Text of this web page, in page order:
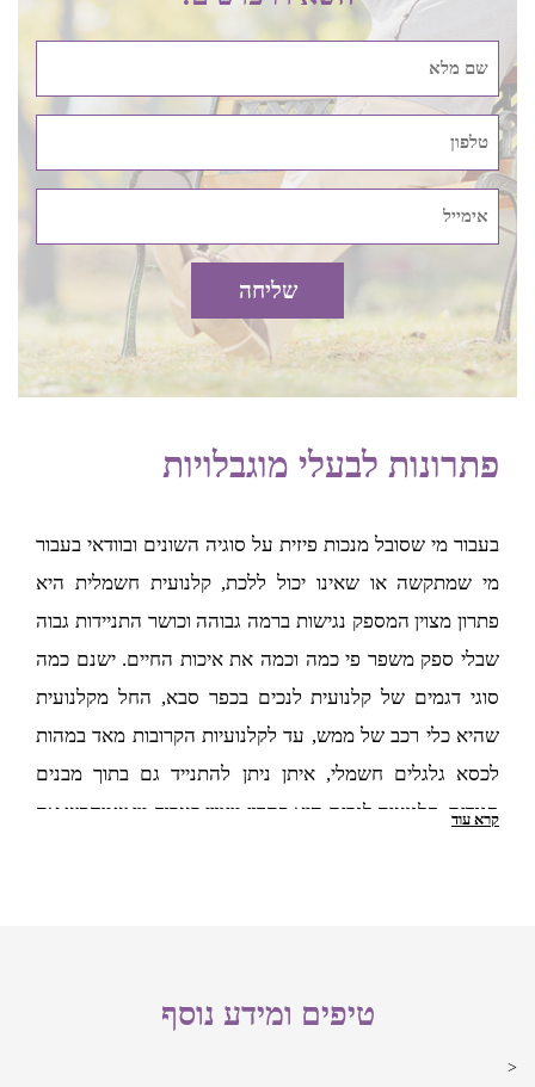
קלנועית מיני מתקפלת בכפר סבאהיא הפתרון הטוב ביותר
בהחלט ללכת גם על קלנועית מידי קומפקטית וגם קלנועית יחיד
מסוגים שונים בהחלט תעשה את העבודה.
מי שמעוניין לרכוש אביזרים לקלנועית בכפר סבא בנוסף לקלנועית,
צריך לקחת גם בחשבון את האחסון שלהם. ישנם אביזרים כאלה
שאינם תופסים מקום כמו למשל מטען סלולרי, צופר, מראת אמצע
גדולה או ידית האצה סיבובית למשל. מנגד יש אביזרים לקלנועית
שתופסים יותר נפח כמו למשל גלגלים רחבים, ארגז מתכת עם
למזג האוויר
גם מזג האוויר הוא דבר שחשוב מאד לקחת בחשבון בבחירת
הקלנועית. אם אתם גרים באזורים שטופי שמש למשל, מומלץ
לבחור לכל הפחות בקלנועית עם גג. ישנן קלנועיות לזוג בכפר סבא
וגם קלנועיות יחיד בכפר סבא המגיעות מראש עם גג שבהחלט
עושה עבודה טובה בהגנה מפני השמש. דגמים אחרים מגיעים עם
האפשרות להתקנת גגון שניתן לקבל בתוספת של תשלום נוסף.
לכל הפחות קלנועית חשמלית עם גגון. אם מדובר בגשמים כבדים,
פתרונות לבעלי מוגבלויות
בעבור מי שסובל מנכות פיזית על סוגיה השונים ובוודאי בעבור
מי שמתקשה או שאינו יכול ללכת, קלנועית חשמלית היא
פתרון מצוין המספק נגישות ברמה גבוהה וכושר התניידות גבוה
שבלי ספק משפר פי כמה וכמה את איכות החיים. ישנם כמה
סוגי דגמים של קלנועית לנכים בכפר סבא, החל מקלנועית
שהיא כלי רכב של ממש, עד לקלנועיות הקרובות מאד במהות
לכסא גלגלים חשמלי, איתן ניתן להתנייד גם בתוך מבנים
סגורים. קלנועית לנכים היא פתרון מצוין בעבור מי שמחפש את
למי שמעוניין לחסוך כמה שקלים ברכישת הקלנועית, הפתרון
קרא עוד
טיפים ומידע נוסף
<